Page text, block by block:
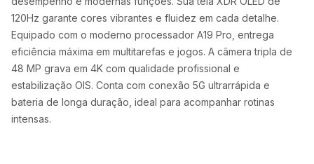
120Hz garante cores vibrantes e fluidez em cada detalhe.
Equipado com o moderno processador A19 Pro, entrega
eficiência máxima em multitarefas e jogos. A câmera tripla de
48 MP grava em 4K com qualidade profissional e
estabilização OIS. Conta com conexão 5G ultrarrápida e
bateria de longa duração, ideal para acompanhar rotinas
intensas.